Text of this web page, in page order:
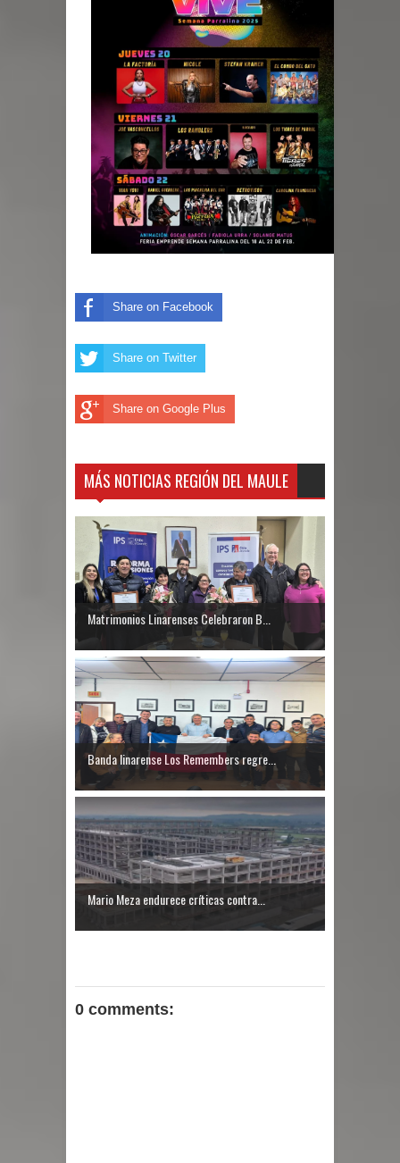
Share on Facebook
Share on Twitter
Share on Google Plus
MÁS NOTICIAS REGIÓN DEL MAULE
Matrimonios Linarenses Celebraron B...
Banda linarense Los Remembers regre...
Mario Meza endurece críticas contra...
0 comments: